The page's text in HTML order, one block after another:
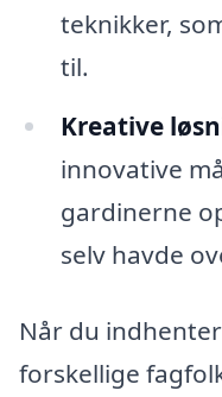
teknikker,
til.
Kreative
innovative
gardinerne
selv havde
Når du
forskellige